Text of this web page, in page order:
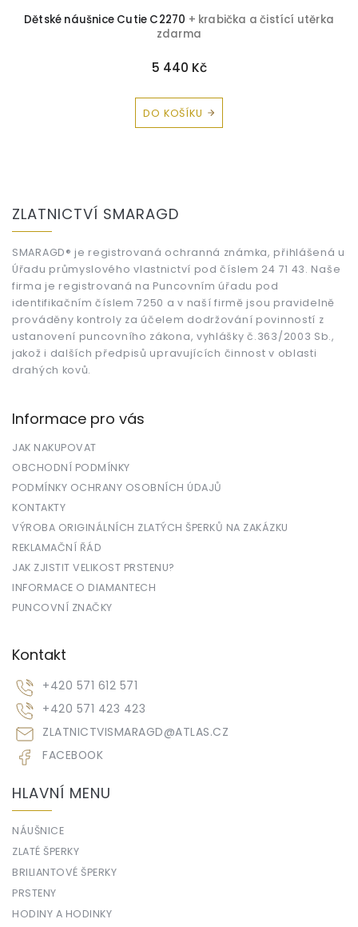
Dětské náušnice Cutie C2270 + krabička a čistící utěrka
zdarma
5 440 Kč
DO KOŠÍKU
ZLATNICTVÍ SMARAGD
SMARAGD® je registrovaná ochranná známka, přihlášená u
Úřadu průmyslového vlastnictví pod číslem 24 71 43. Naše
firma je registrovaná na Puncovním úřadu pod
identifikačním číslem 7250 a v naší firmě jsou pravidelně
prováděny kontroly za účelem dodržování povinností z
ustanovení puncovního zákona, vyhlášky č.363/2003 Sb.,
jakož i dalších předpisů upravujících činnost v oblasti
drahých kovů.
Informace pro vás
JAK NAKUPOVAT
OBCHODNÍ PODMÍNKY
PODMÍNKY OCHRANY OSOBNÍCH ÚDAJŮ
KONTAKTY
VÝROBA ORIGINÁLNÍCH ZLATÝCH ŠPERKŮ NA ZAKÁZKU
REKLAMAČNÍ ŘÁD
JAK ZJISTIT VELIKOST PRSTENU?
INFORMACE O DIAMANTECH
PUNCOVNÍ ZNAČKY
Kontakt
ZLATNICTVISMARAGD@ATLAS.CZ
+420 571 612 571
+420 571 423 423
FACEBOOK
HLAVNÍ MENU
NÁUŠNICE
ZLATÉ ŠPERKY
BRILIANTOVÉ ŠPERKY
PRSTENY
HODINY A HODINKY